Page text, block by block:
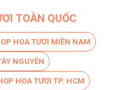
TOÀN QUỐC
HOA TƯƠI MIỀN NAM
NGUYÊN
HOA TƯƠI TP. HCM